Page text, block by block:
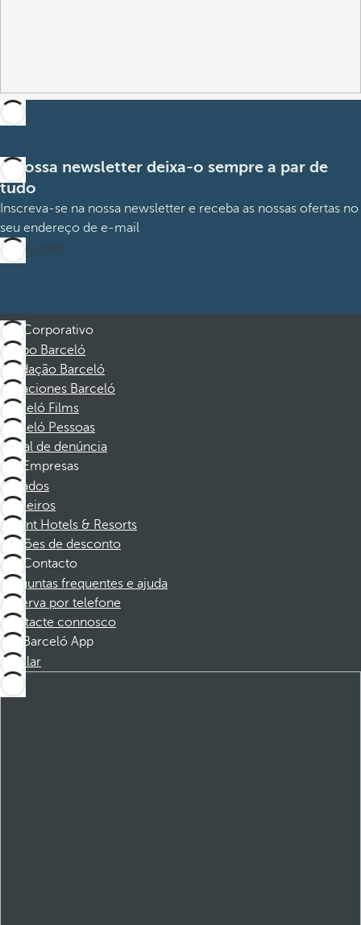
A nossa newsletter deixa-o sempre a par de
tudo
Inscreva-se na nossa newsletter e receba as nossas ofertas no
seu endereço de e-mail
Subscrever
Corporativo
Grupo Barceló
Fundação Barceló
Vacaciones Barceló
Barceló Films
Barceló Pessoas
Canal de denúncia
Empresas
Afiliados
Parceiros
Dorint Hotels & Resorts
Cupões de desconto
Contacto
Perguntas frequentes e ajuda
Reserva por telefone
Contacte connosco
Barceló App
Instalar